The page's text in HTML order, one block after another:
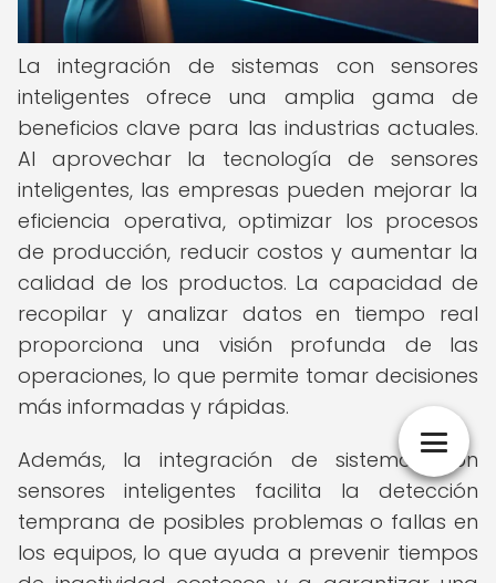
La integración de sistemas con sensores
inteligentes ofrece una amplia gama de
beneficios clave para las industrias actuales.
Al aprovechar la tecnología de sensores
inteligentes, las empresas pueden mejorar la
eficiencia operativa, optimizar los procesos
de producción, reducir costos y aumentar la
calidad de los productos. La capacidad de
recopilar y analizar datos en tiempo real
proporciona una visión profunda de las
operaciones, lo que permite tomar decisiones
más informadas y rápidas.
Además, la integración de sistemas con
sensores inteligentes facilita la detección
temprana de posibles problemas o fallas en
los equipos, lo que ayuda a prevenir tiempos